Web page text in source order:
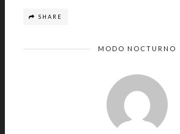
SHARE
MODO NOCTURNO